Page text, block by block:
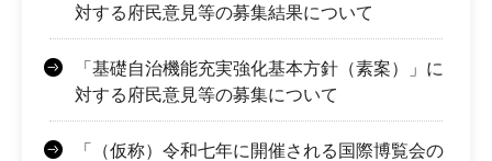
対する府民意見等の募集結果について
「基礎自治機能充実強化基本方針（素案）」に
対する府民意見等の募集について
「（仮称）令和七年に開催される国際博覧会の